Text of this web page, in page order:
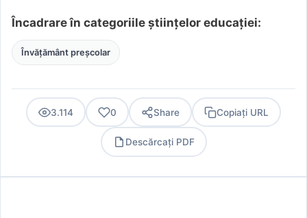
Încadrare în categoriile științelor educației:
Învățământ preșcolar
3.114 0 Share Copiați URL
Descărcați PDF